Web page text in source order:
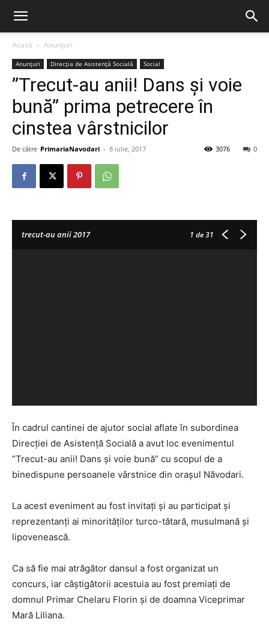
Acasă Anunțuri
Anunțuri Direcția de Asistență Socială Social
”Trecut-au anii! Dans și voie
bună” prima petrecere în
cinstea vârstnicilor
De către PrimariaNavodari - 8 iulie, 2017 0
3076
trecut-au anii 2017 1 de 31
În cadrul cantinei de ajutor social aflate în subordinea
Direcției de Asistență Socială a avut loc evenimentul
”Trecut-au anii! Dans și voie bună” cu scopul de a
binedispune persoanele vârstnice din orașul Năvodari.
La acest eveniment au fost invitați și au participat și
reprezentanți ai minorităților turco-tătară, musulmană și
lipovenească.
Ca să fie mai atrăgător dansul a fost organizat un
concurs, iar câștigătorii acestuia au fost premiați de
domnul Primar Chelaru Florin și de doamna Viceprimar
Mară Liliana.